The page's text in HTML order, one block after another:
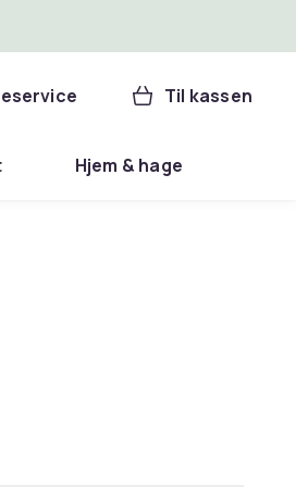
Til kassen
Hjem & hage